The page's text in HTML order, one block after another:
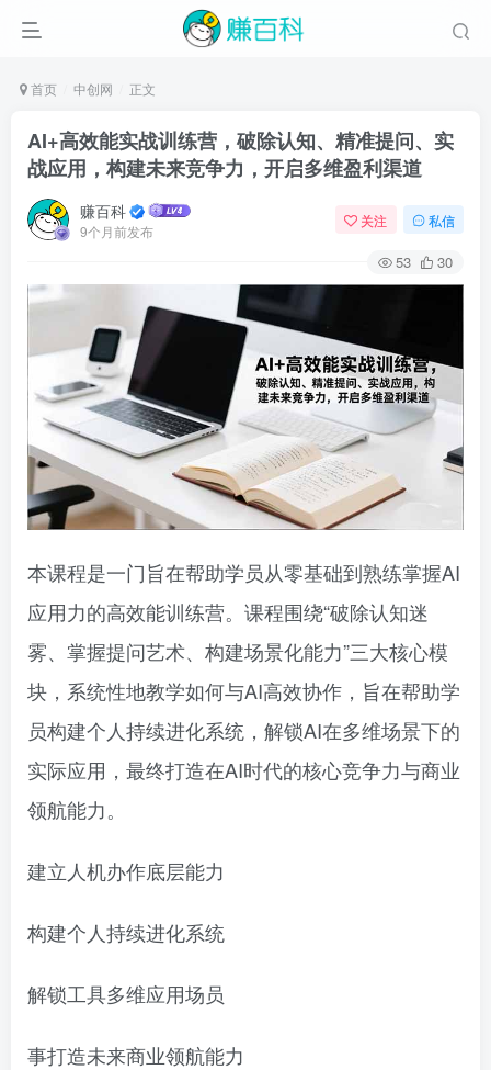
首页 中创网 正文
AI+高效能实战训练营，破除认知、精准提问、实
战应用，构建未来竞争力，开启多维盈利渠道
赚百科
9个月前发布
关注 私信
53 30
本课程是一门旨在帮助学员从零基础到熟练掌握AI
应用力的高效能训练营。课程围绕“破除认知迷
雾、掌握提问艺术、构建场景化能力”三大核心模
块，系统性地教学如何与AI高效协作，旨在帮助学
员构建个人持续进化系统，解锁AI在多维场景下的
实际应用，最终打造在AI时代的核心竞争力与商业
领航能力。
建立人机办作底层能力
构建个人持续进化系统
解锁工具多维应用场员
事打造未来商业领航能力